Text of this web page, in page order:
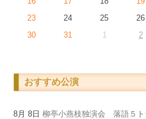
23
24 25 26
30
31 1 2
おすすめ公演
8月 8日柳亭小燕枝独演会 落語５ト